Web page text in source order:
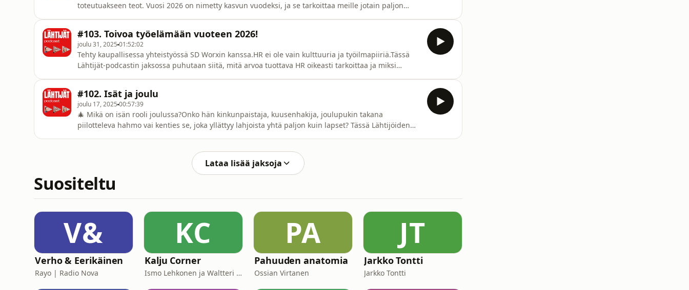
toteutuakseen teot. Vuosi 2026 on nimetty kasvun vuodeksi, ja se tarkoittaa meille jotain paljon
kuin yhteiskunnall
#103. Toivoa työelämään vuoteen 2026!
joulu 31, 2025 01:52:02
Tehty kaupallisessa yhteistyössä SD Worxin kanssa.HR ei ole vain kulttuuria ja työilmapiiriä.Tässä
Lähtijät-podcastin jaksossa puhutaan siitä, mitä arvoa tuottava HR oikeasti tarkoittaa ja miksi
työelämätutkimuksiin
#102. Isät ja joulu
joulu 17, 2025 00:57:39
🎄 Mikä on isän rooli joulussa?Onko hän kinkunpaistaja, kuusenhakija, joulupukin takana
piilotteleva hahmo vai kenties se, joka yllättyy lahjoista yhtä paljon kuin lapset? Tässä Lähtijöiden
Lataa lisää jaksoja
Suositeltu
V&
Verho & Eerikäinen
Rayo | Radio Nova
KC
Kalju Corner
Ismo Lehkonen ja Waltteri Lehkonen
PA
Pahuuden anatomia
Ossian Virtanen
JT
Jarkko Tontti
Jarkko Tontti